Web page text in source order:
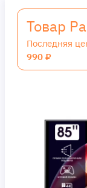
Товар
Последняя
990 ₽